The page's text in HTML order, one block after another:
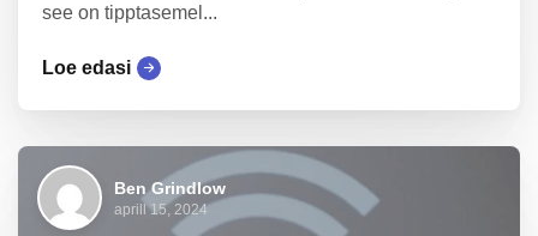
see on tipptasemel...
Loe edasi
Ben Grindlow
aprill 15, 2024